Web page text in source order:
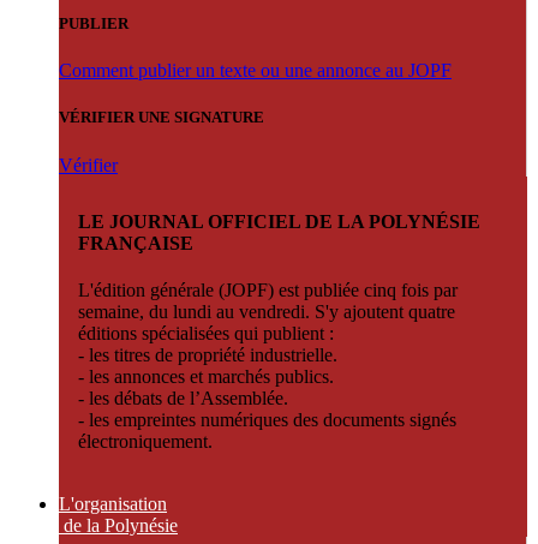
PUBLIER
Comment publier un texte ou une annonce au JOPF
VÉRIFIER UNE SIGNATURE
Vérifier
LE JOURNAL OFFICIEL DE LA POLYNÉSIE
FRANÇAISE
L'édition générale (JOPF) est publiée cinq fois par
semaine, du lundi au vendredi. S'y ajoutent quatre
éditions spécialisées qui publient :
- les titres de propriété industrielle.
- les annonces et marchés publics.
- les débats de l’Assemblée.
- les empreintes numériques des documents signés
électroniquement.
L'organisation
de la Polynésie